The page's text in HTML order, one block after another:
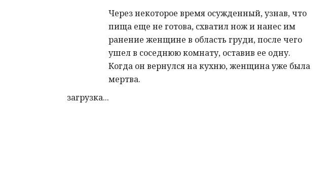
Через некоторое время осужденный, узнав, что
пища еще не готова, схватил нож и нанес им
ранение женщине в область груди, после чего
ушел в соседнюю комнату, оставив ее одну.
Когда он вернулся на кухню, женщина уже была
мертва.
загрузка...